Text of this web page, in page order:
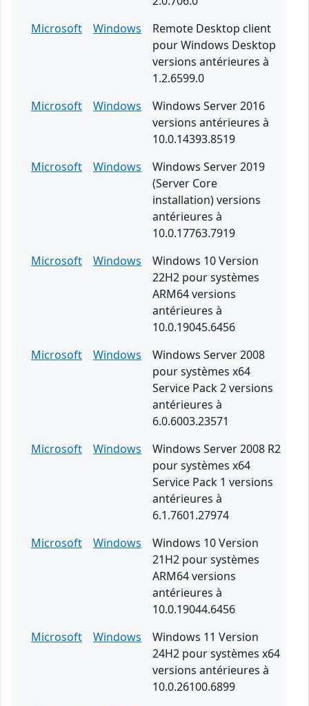
Microsoft
Windows
Remote Desktop client
pour Windows Desktop
versions antérieures à
1.2.6599.0
Microsoft
Windows
Windows Server 2016
versions antérieures à
10.0.14393.8519
Microsoft
Windows
Windows Server 2019
(Server Core
installation) versions
antérieures à
10.0.17763.7919
Microsoft
Windows
Windows 10 Version
22H2 pour systèmes
ARM64 versions
antérieures à
10.0.19045.6456
Microsoft
Windows
Windows Server 2008
pour systèmes x64
Service Pack 2 versions
antérieures à
6.0.6003.23571
Microsoft
Windows
Windows Server 2008 R2
pour systèmes x64
Service Pack 1 versions
antérieures à
6.1.7601.27974
Microsoft
Windows
Windows 10 Version
21H2 pour systèmes
ARM64 versions
antérieures à
10.0.19044.6456
Microsoft
Windows
Windows 11 Version
24H2 pour systèmes x64
versions antérieures à
10.0.26100.6899